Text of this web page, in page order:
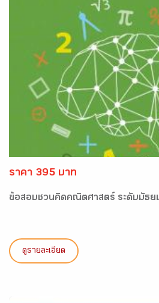
ราคา 395 บาท
ข้อสอบชวนคิดคณิตศาสตร์ ระดับมัธ
ดูรายละเอียด